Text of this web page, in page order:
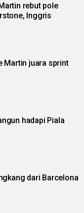
rebut pole
Silverstone, Inggris
Martin juara sprint
hadapi Piala
dari Barcelona